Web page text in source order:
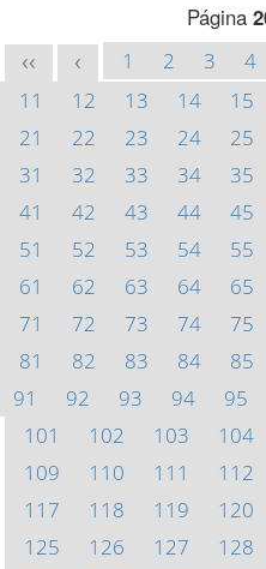
Página
<< < 1 2 3 4
11
12 13 14 15
21
22 23 24 25
31
32 33 34 35
41
42 43 44 45
51
52 53 54 55
61
62 63 64 65
71
72 73 74 75
81
82 83 84 85
91
92 93 94 95
101
102 103 104
109
110 111 112
117
118 119 120
125
126 127 128